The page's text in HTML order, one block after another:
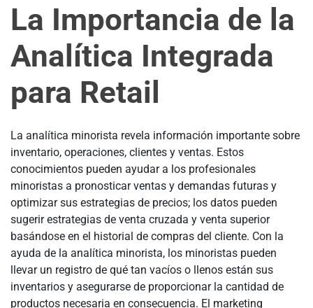
La Importancia de la
Analítica Integrada
para Retail
La analítica minorista revela información importante sobre
inventario, operaciones, clientes y ventas. Estos
conocimientos pueden ayudar a los profesionales
minoristas a pronosticar ventas y demandas futuras y
optimizar sus estrategias de precios; los datos pueden
sugerir estrategias de venta cruzada y venta superior
basándose en el historial de compras del cliente. Con la
ayuda de la analítica minorista, los minoristas pueden
llevar un registro de qué tan vacíos o llenos están sus
inventarios y asegurarse de proporcionar la cantidad de
productos necesaria en consecuencia. El marketing